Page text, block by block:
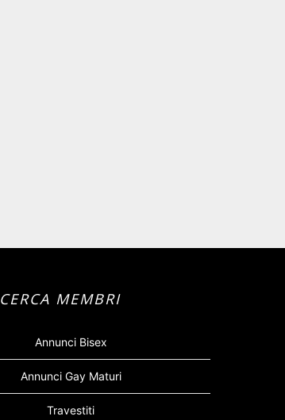
CERCA MEMBRI
Annunci Bisex
Annunci Gay Maturi
Travestiti